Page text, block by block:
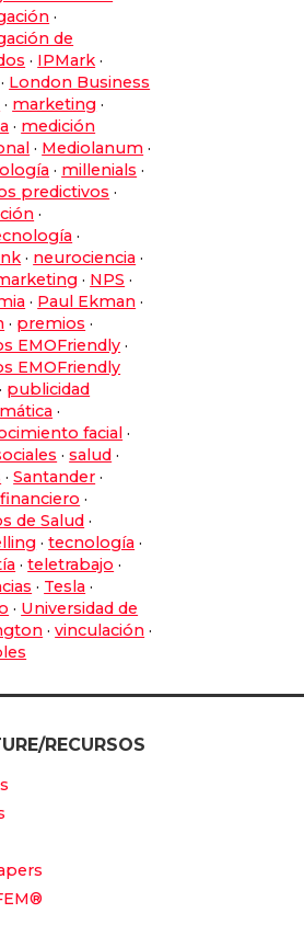
·
de
· IPMark ·
· London Business
· marketing ·
· medición
· Mediolanum ·
· millenials ·
predictivos ·
·
·
· neurociencia ·
· NPS ·
· Paul Ekman ·
· premios ·
EMOFriendly ·
EMOFriendly
· publicidad
·
facial ·
·salud ·
·Santander ·
·
de Salud ·
·tecnología ·
·teletrabajo ·
· Tesla ·
· Universidad de
·vinculación ·
RECURSOS